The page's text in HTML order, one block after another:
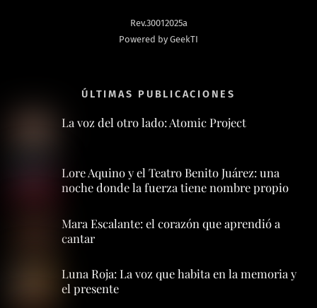
Rev.30012025a
Powered by GeekTI
ÚLTIMAS PUBLICACIONES
La voz del otro lado: Atomic Project
Lore Aquino y el Teatro Benito Juárez: una
noche donde la fuerza tiene nombre propio
Mara Escalante: el corazón que aprendió a
cantar
Luna Roja: La voz que habita en la memoria y
el presente